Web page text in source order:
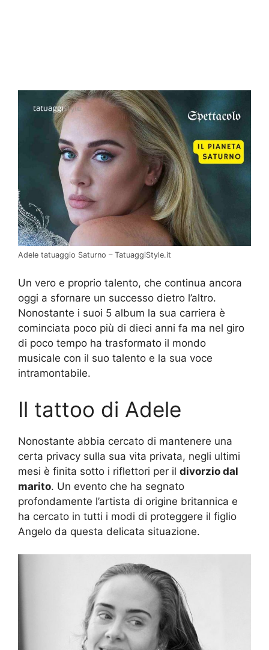
Adele tatuaggio Saturno – TatuaggiStyle.it
Un vero e proprio talento, che continua ancora
oggi a sfornare un successo dietro l’altro.
Nonostante i suoi 5 album la sua carriera è
cominciata poco più di dieci anni fa ma nel giro
di poco tempo ha trasformato il mondo
musicale con il suo talento e la sua voce
intramontabile.
Il tattoo di Adele
Nonostante abbia cercato di mantenere una
certa privacy sulla sua vita privata, negli ultimi
mesi è finita sotto i riflettori per il divorzio dal
marito. Un evento che ha segnato
profondamente l’artista di origine britannica e
ha cercato in tutti i modi di proteggere il figlio
Angelo da questa delicata situazione.